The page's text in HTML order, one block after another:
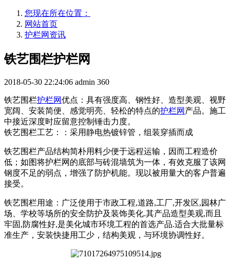
您现在所在位置：
网站首页
护栏网资讯
铁艺围栏护栏网
2018-05-30 22:24:06 admin 360
铁艺围栏护栏网优点：具有强度高、钢性好、造型美观、视野
宽阔、安装简便、感觉明亮、轻松的特点的护栏网 产品。施工
中接近深度时应留意控制锤击力度。
铁艺围栏工艺：：采用静电热镀锌管，组装穿插而成
铁艺围栏产品结构简朴用料少便于远程运输，因而工程造价
低；如图将护栏网的底部与砖混墙筑为一体，有效克服了该网
钢度不足的弱点，增强了防护机能。现以被用量大的客户普遍
接受。
铁艺围栏用途：广泛使用于市政工程,道路,工厂,开发区,园林广
场、学校等场所的安全防护及装饰美化.其产品造型美观,而且
牢固,防腐性好,是美化城市环境工程的首选产品.适合大批量标
准生产，安装快捷用工少，结构美观，与环境协调性好。